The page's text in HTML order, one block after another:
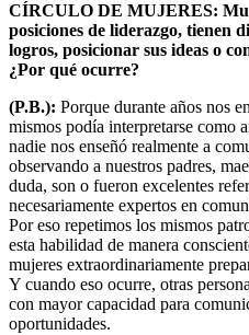
CÍRCULO DE MUJERES:
posiciones de liderazgo, tienen
logros, posicionar sus ideas o
¿Por qué ocurre?
(P.B.): Porque durante años nos
mismos podía interpretarse como
nadie nos enseñó realmente a
observando a nuestros padres,
duda, son o fueron excelentes
necesariamente expertos en
Por eso repetimos los mismos
esta habilidad de manera
mujeres extraordinariamente
Y cuando eso ocurre, otras
con mayor capacidad para
oportunidades.